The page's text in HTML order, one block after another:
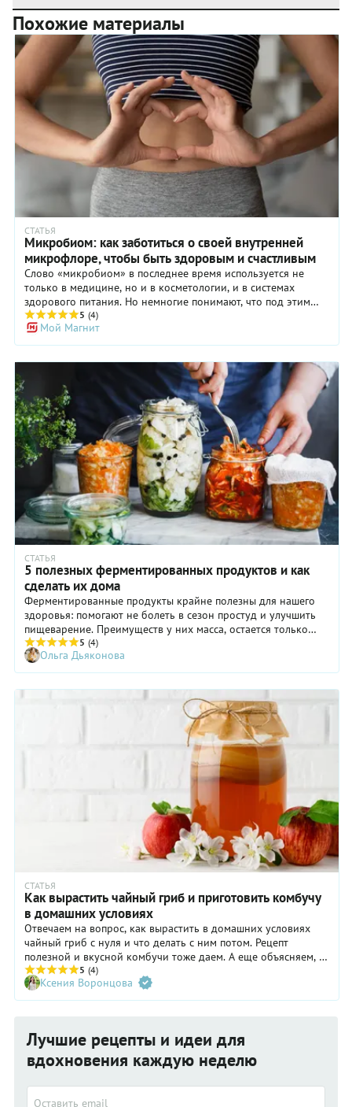
Похожие материалы
СТАТЬЯ
Микробиом: как заботиться о своей внутренней
микрофлоре, чтобы быть здоровым и счастливым
Слово «микробиом» в последнее время используется не
только в медицине, но и в косметологии, и в системах
здорового питания. Но немногие понимают, что под этим
словом подразумевается заключенная в наше тело целая
вселенная различных микроорганизмов, которые влияют на
все самые важные аспекты жизни: от иммунитета до
метаболизма и психического равновесия. За разъяснениями
мы обратились к врачу-энтерологу, нутрициологу и
специалисту по рациональному питанию Ольге Ермошиной.
Оказалось, что расхожее выражение «мы то, что мы едим» с
точки зрения современной науки можно перефразировать
так: «мы то, что нас населяет».
5 (4)
Мой Магнит
СТАТЬЯ
5 полезных ферментированных продуктов и как
сделать их дома
Ферментированные продукты крайне полезны для нашего
здоровья: помогают не болеть в сезон простуд и улучшить
пищеварение. Преимуществ у них масса, остается только
выбрать самое вкусное для вас. Рассказываем, какие
ферментированные продукты самые полезные и как
приготовить их дома.
5 (4)
Ольга Дьяконова
СТАТЬЯ
Как вырастить чайный гриб и приготовить комбучу
в домашних условиях
Отвечаем на вопрос, как вырастить в домашних условиях
чайный гриб с нуля и что делать с ним потом. Рецепт
полезной и вкусной комбучи тоже даем. А еще объясняем, с
чего люди вообще решили выращивать «медузу» в банке с
чаем.
5 (4)
Ксения Воронцова
Лучшие рецепты и идеи для
вдохновения каждую неделю